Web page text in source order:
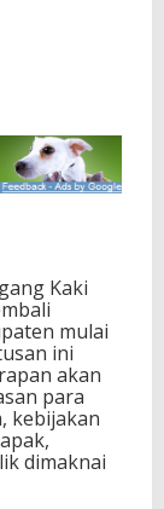
Kaki
mulai
ini
akan
para
kebijakan
dimaknai